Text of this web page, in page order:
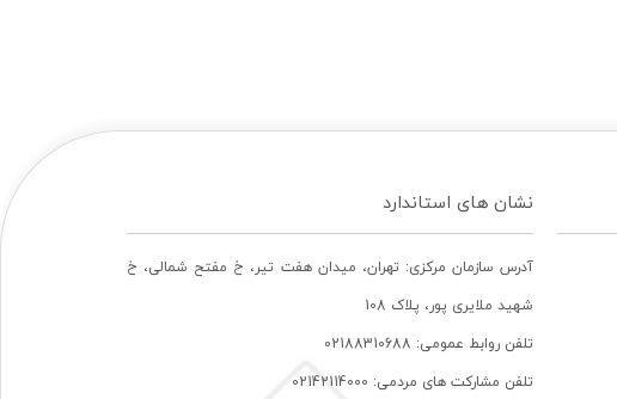
نشان های استاندارد
آدرس سازمان مرکزی: تهران، ميدان هفت تير، خ مفتح شمالی، خ
شهيد ملايری پور، پلاک 108
تلفن روابط عمومی: 02188310688
تلفن مشارکت های مردمی: 02142114000